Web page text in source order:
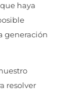
haya
generación
resolver